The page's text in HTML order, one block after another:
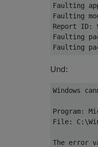
Faulting
Faulting
Report ID:
Faulting
Und:
Windows
Program:
File:
The error